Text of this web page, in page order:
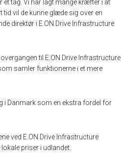
tag. Vi har lagt mange kræfter i at
vil de kunne glæde sig over en
direktør i E.ON Drive Infrastructure
til E.ON Drive Infrastructure
samler funktionerne i et mere
i Danmark som en ekstra fordel for
ved E.ON Drive Infrastructure
priser i udlandet.